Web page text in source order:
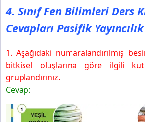
Pasifik Yayıncılık
4. Sınıf Fen Bilimleri Ders Kitabı
Pasifik Yayıncılık
Pasifik Yayıncılık
4. Sınıf Fen Bilimleri Ders Kitabı
Pasifik Yayıncılık
4. Sınıf Fen Bilimleri Ders Kitabı
4. Sınıf Fen Bilimleri Ders Kitabı
4. Sınıf Fen Bilimleri Ders
Cevapları Pasifik Yayıncılık
1. Aşağıdaki numaralandırılmış
bitkisel oluşlarına göre ilgili
gruplandırınız.
Cevap: